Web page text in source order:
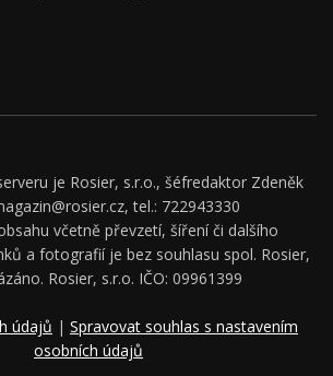
je Rosier, s.r.o., šéfredaktor Zdeněk
tel.: 722943330
včetně převzetí, šíření či dalšího
a fotografií je bez souhlasu spol. Rosier,
Rosier, s.r.o. IČO: 09961399
údajů | Spravovat souhlas s nastavením
osobních údajů